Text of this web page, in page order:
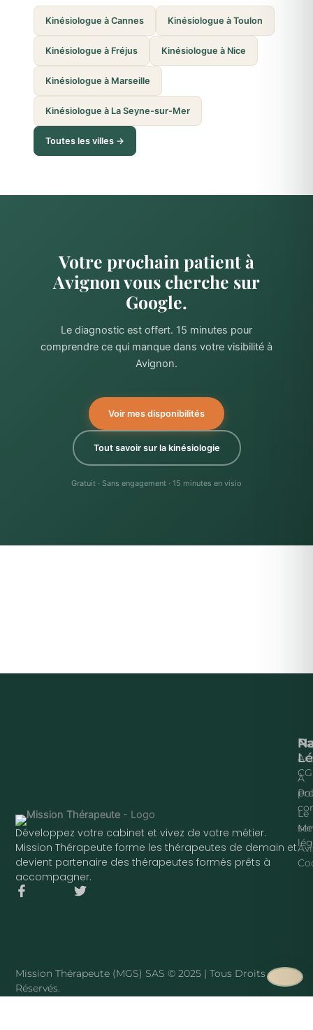
Kinésiologue à Cannes Kinésiologue à Toulon
Kinésiologue à Fréjus Kinésiologue à Nice
Kinésiologue à Marseille
Kinésiologue à La Seyne-sur-Mer
Toutes les villes →
Votre prochain patient à
Avignon vous cherche sur
Google.
Le diagnostic est offert. 15 minutes pour
comprendre ce qui manque dans votre visibilité à
Avignon.
Voir mes disponibilités
Tout savoir sur la kinésiologie
Gratuit · Sans engagement · 15 minutes en visio
Développez votre cabinet et vivez de votre métier.
Mission Thérapeute forme les thérapeutes de demain et
devient partenaire des thérapeutes formés prêts à
accompagner.
F
k
-
T
À
Le
Mission Thérapeute (MGS) SAS © 2025 | Tous Droits
Réservés.